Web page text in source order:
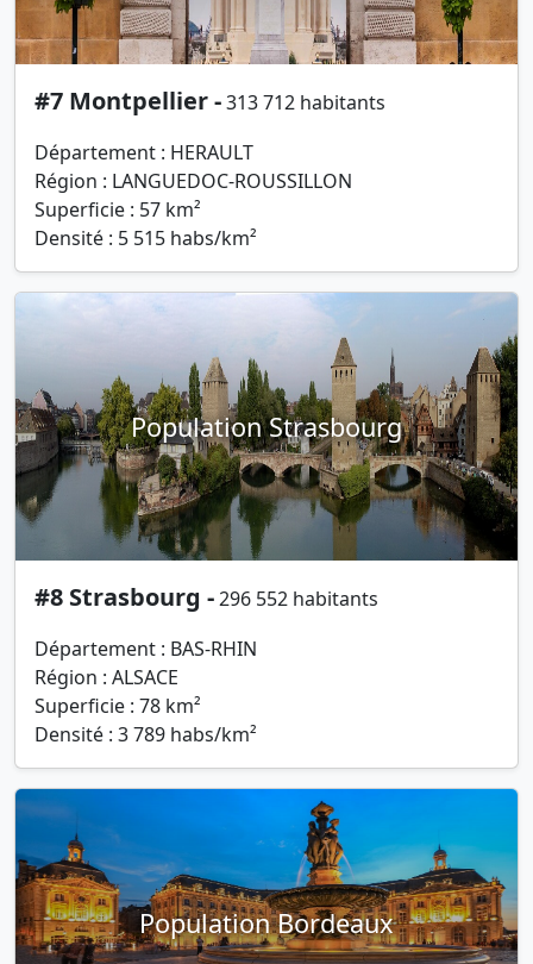
#7 Montpellier -313 712 habitants
Département : HERAULT
Région : LANGUEDOC-ROUSSILLON
Superficie : 57 km²
Densité : 5 515 habs/km²
Population Strasbourg
#8 Strasbourg -296 552 habitants
Département : BAS-RHIN
Région : ALSACE
Superficie : 78 km²
Densité : 3 789 habs/km²
Population Bordeaux